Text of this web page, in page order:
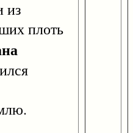
из
плоть